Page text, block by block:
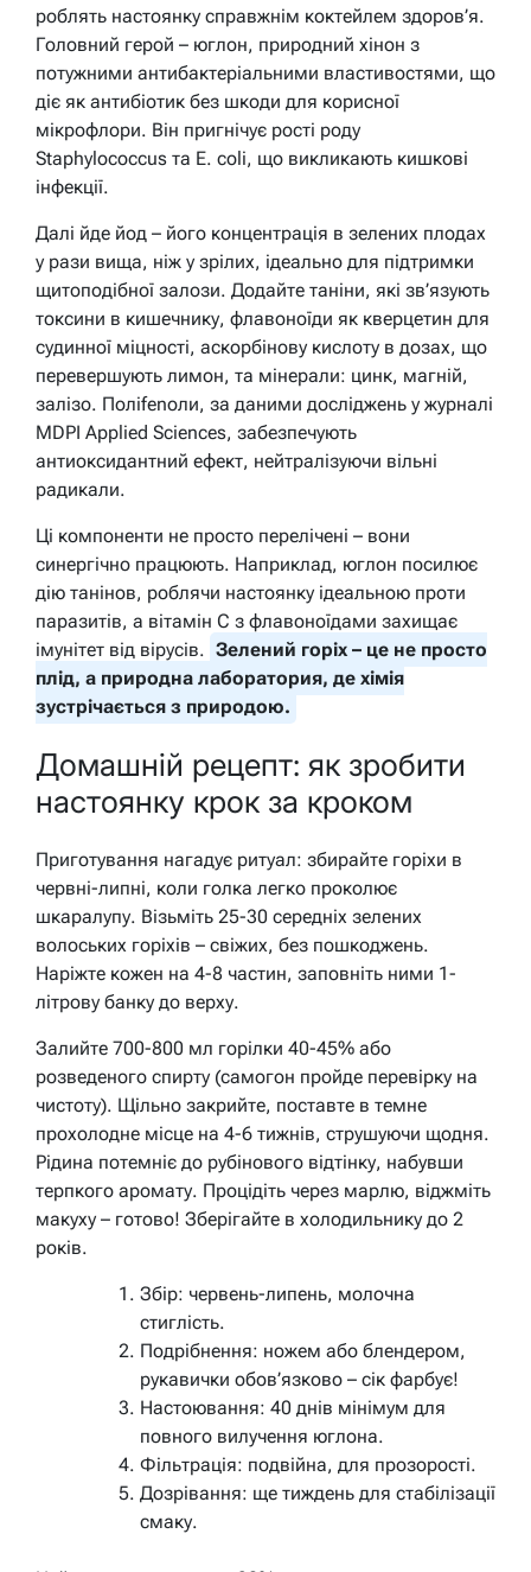
роблять настоянку справжнім коктейлем здоров’я.
Головний герой – юглон, природний хінон з
потужними антибактеріальними властивостями, що
діє як антибіотик без шкоди для корисної
мікрофлори. Він пригнічує рості роду
Staphylococcus та E. coli, що викликають кишкові
інфекції.
Далі йде йод – його концентрація в зелених плодах
у рази вища, ніж у зрілих, ідеально для підтримки
щитоподібної залози. Додайте таніни, які зв’язують
токсини в кишечнику, флавоноїди як кверцетин для
судинної міцності, аскорбінову кислоту в дозах, що
перевершують лимон, та мінерали: цинк, магній,
залізо. Полifenоли, за даними досліджень у журналі
MDPI Applied Sciences, забезпечують
антиоксидантний ефект, нейтралізуючи вільні
радикали.
Ці компоненти не просто перелічені – вони
синергічно працюють. Наприклад, юглон посилює
дію танінов, роблячи настоянку ідеальною проти
паразитів, а вітамін С з флавоноїдами захищає
імунітет від вірусів. Зелений горіх – це не просто
плід, а природна лаборатория, де хімія
зустрічається з природою.
Домашній рецепт: як зробити
настоянку крок за кроком
Приготування нагадує ритуал: збирайте горіхи в
червні-липні, коли голка легко проколює
шкаралупу. Візьміть 25-30 середніх зелених
волоських горіхів – свіжих, без пошкоджень.
Наріжте кожен на 4-8 частин, заповніть ними 1-
літрову банку до верху.
Залийте 700-800 мл горілки 40-45% або
розведеного спирту (самогон пройде перевірку на
чистоту). Щільно закрийте, поставте в темне
прохолодне місце на 4-6 тижнів, струшуючи щодня.
Рідина потемніє до рубінового відтінку, набувши
терпкого аромату. Процідіть через марлю, віджміть
макуху – готово! Зберігайте в холодильнику до 2
років.
Збір: червень-липень, молочна
стиглість.
Подрібнення: ножем або блендером,
рукавички обов’язково – сік фарбує!
Настоювання: 40 днів мінімум для
повного вилучення юглона.
Фільтрація: подвійна, для прозорості.
Дозрівання: ще тиждень для стабілізації
смаку.